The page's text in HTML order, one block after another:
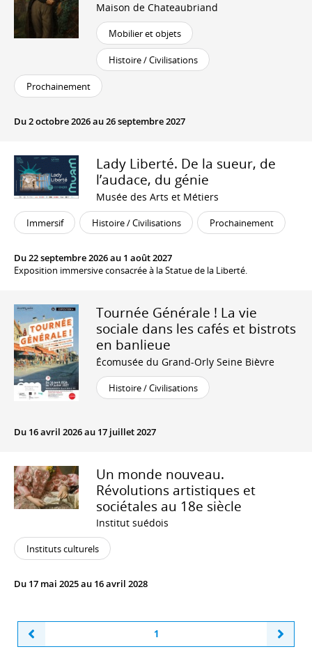
Maison de Chateaubriand
Mobilier et objets
Histoire / Civilisations
Prochainement
Du 2 octobre 2026 au 26 septembre 2027
Lady Liberté. De la sueur, de
l’audace, du génie
Musée des Arts et Métiers
Immersif Histoire / Civilisations Prochainement
Du 22 septembre 2026 au 1 août 2027
Exposition immersive consacrée à la Statue de la Liberté.
Tournée Générale ! La vie
sociale dans les cafés et bistrots
en banlieue
Écomusée du Grand-Orly Seine Bièvre
Histoire / Civilisations
Du 16 avril 2026 au 17 juillet 2027
Un monde nouveau.
Révolutions artistiques et
sociétales au 18e siècle
Institut suédois
Instituts culturels
Du 17 mai 2025 au 16 avril 2028
1 Next